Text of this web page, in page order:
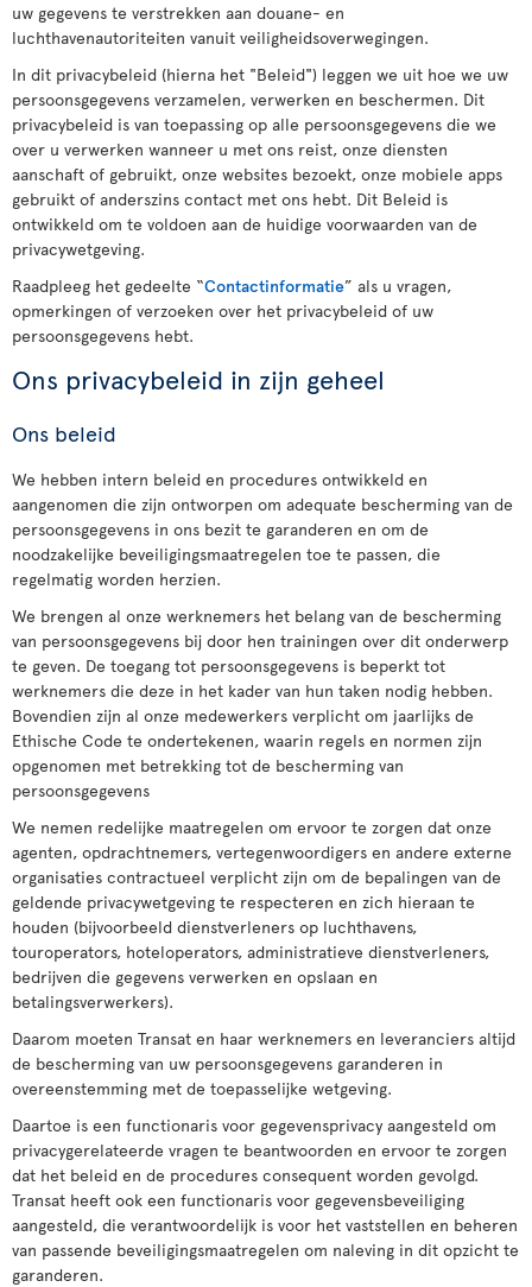
uw gegevens te verstrekken aan douane- en
luchthavenautoriteiten vanuit veiligheidsoverwegingen.
In dit privacybeleid (hierna het "Beleid") leggen we uit hoe we uw
persoonsgegevens verzamelen, verwerken en beschermen. Dit
privacybeleid is van toepassing op alle persoonsgegevens die we
over u verwerken wanneer u met ons reist, onze diensten
aanschaft of gebruikt, onze websites bezoekt, onze mobiele apps
gebruikt of anderszins contact met ons hebt. Dit Beleid is
ontwikkeld om te voldoen aan de huidige voorwaarden van de
privacywetgeving.
Raadpleeg het gedeelte “Contactinformatie” als u vragen,
opmerkingen of verzoeken over het privacybeleid of uw
persoonsgegevens hebt.
Ons privacybeleid in zijn geheel
Ons beleid
We hebben intern beleid en procedures ontwikkeld en
aangenomen die zijn ontworpen om adequate bescherming van de
persoonsgegevens in ons bezit te garanderen en om de
noodzakelijke beveiligingsmaatregelen toe te passen, die
regelmatig worden herzien.
We brengen al onze werknemers het belang van de bescherming
van persoonsgegevens bij door hen trainingen over dit onderwerp
te geven. De toegang tot persoonsgegevens is beperkt tot
werknemers die deze in het kader van hun taken nodig hebben.
Bovendien zijn al onze medewerkers verplicht om jaarlijks de
Ethische Code te ondertekenen, waarin regels en normen zijn
opgenomen met betrekking tot de bescherming van
persoonsgegevens
We nemen redelijke maatregelen om ervoor te zorgen dat onze
agenten, opdrachtnemers, vertegenwoordigers en andere externe
organisaties contractueel verplicht zijn om de bepalingen van de
geldende privacywetgeving te respecteren en zich hieraan te
houden (bijvoorbeeld dienstverleners op luchthavens,
touroperators, hoteloperators, administratieve dienstverleners,
bedrijven die gegevens verwerken en opslaan en
betalingsverwerkers).
Daarom moeten Transat en haar werknemers en leveranciers altijd
de bescherming van uw persoonsgegevens garanderen in
overeenstemming met de toepasselijke wetgeving.
Daartoe is een functionaris voor gegevensprivacy aangesteld om
privacygerelateerde vragen te beantwoorden en ervoor te zorgen
dat het beleid en de procedures consequent worden gevolgd.
Transat heeft ook een functionaris voor gegevensbeveiliging
aangesteld, die verantwoordelijk is voor het vaststellen en beheren
van passende beveiligingsmaatregelen om naleving in dit opzicht te
garanderen.